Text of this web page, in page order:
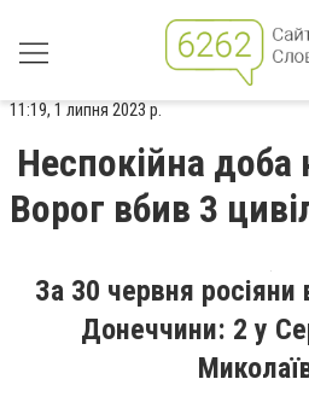
11:19, 1 липня 2023 р.
Неспокійна доба
Ворог вбив 3
За 30 червня
Донеччини: 2 у